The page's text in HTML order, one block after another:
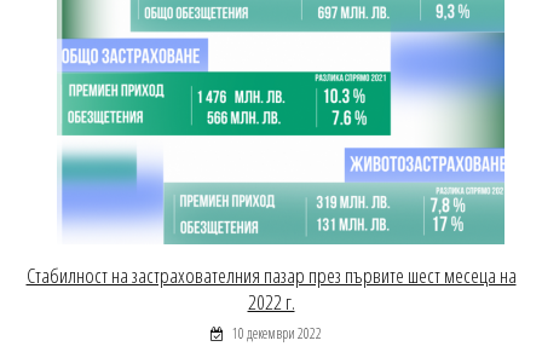
Стабилност на застрахователния пазар през първите шест месеца на
2022 г.
10 декември 2022